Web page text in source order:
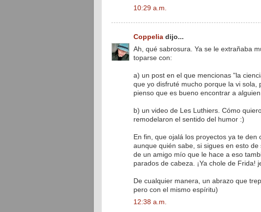
10:29 a.m.
Coppelia dijo...
Ah, qué sabrosura. Ya se le extrañaba
toparse con:
a) un post en el que mencionas "la
que yo disfruté mucho porque la vi
pienso que es bueno encontrar a
b) un video de Les Luthiers. Cómo
remodelaron el sentido del humor :)
En fin, que ojalá los proyectos ya te den
aunque quién sabe, si sigues en esto
de un amigo mío que le hace a eso
parados de cabeza. ¡Ya chole de Frida!
De cualquier manera, un abrazo que
pero con el mismo espíritu)
12:38 a.m.